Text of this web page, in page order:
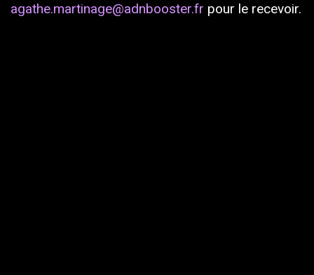
agathe.martinage@adnbooster.fr pour le recevoir.